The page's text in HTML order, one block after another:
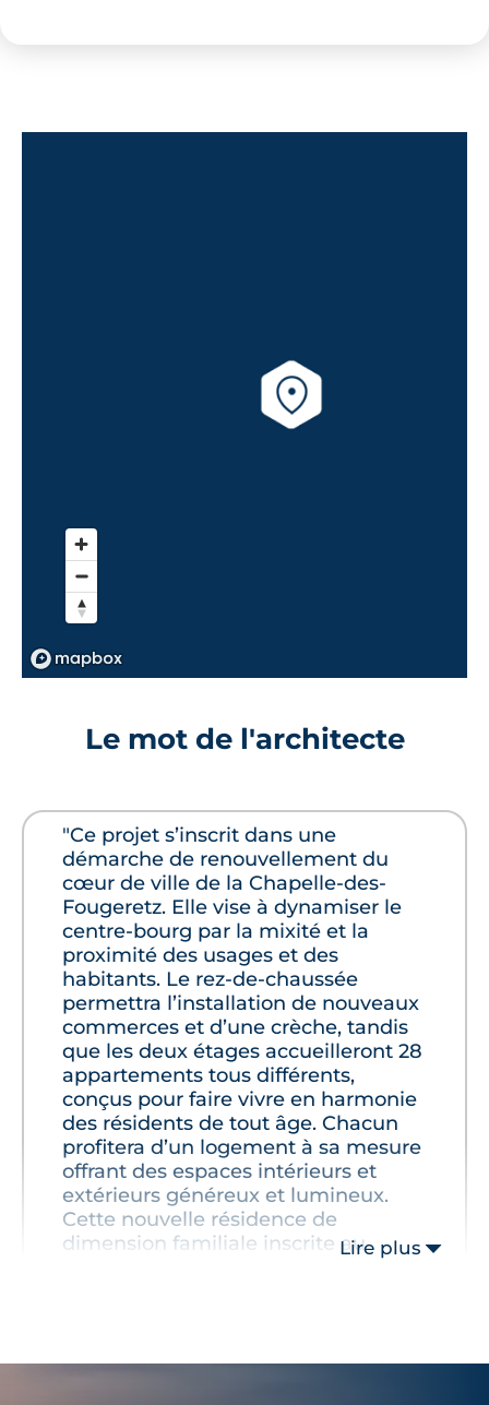
revêtement de sol stratifié,
peinture lisse blanche aux murs et
double vitrage isolant,
cuisine équipée,
visiophone.
Salle de bains :
carrelage avec faïence assortie,
radiateur sèche-serviette,
lumineuses.
Chambre :
revêtement stratifié,
placards.
Environnement
lignes de bus n°52 et 68,
centre-ville de Rennes à 10 kilomètres,
accès rapide à la rocade rennaise,
commerces à proximité,
infrastructures scolaires tout près.
Le mot de l'architecte
"Ce projet s’inscrit dans une
démarche de renouvellement du
cœur de ville de la Chapelle-des-
Fougeretz. Elle vise à dynamiser le
centre-bourg par la mixité et la
proximité des usages et des
habitants. Le rez-de-chaussée
permettra l’installation de nouveaux
commerces et d’une crèche, tandis
que les deux étages accueilleront 28
appartements tous différents,
conçus pour faire vivre en harmonie
des résidents de tout âge. Chacun
profitera d’un logement à sa mesure
offrant des espaces intérieurs et
extérieurs généreux et lumineux.
Cette nouvelle résidence de
dimension familiale inscrite au
centre d’une ville qui se régénère
Lire plus